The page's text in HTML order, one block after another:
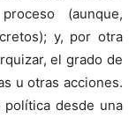
(aunque,
y, por otra
el grado de
u otras acciones.
desde una